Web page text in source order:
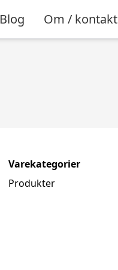
Blog Om / kontakt
Varekategorier
Produkter